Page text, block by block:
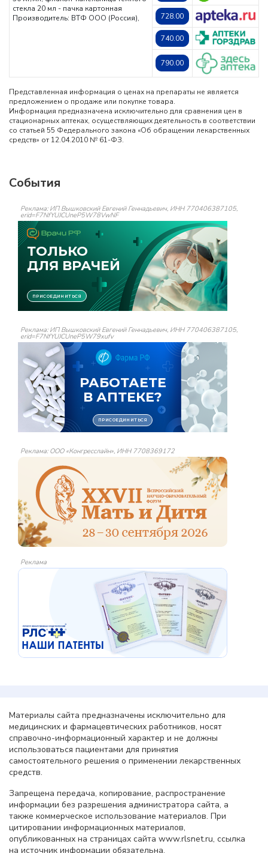
стекла 20 мл - пачка картонная
Производитель: ВТФ ООО (Россия),
728.00
740.00
790.00
Представленная информация о ценах на препараты не является
предложением о продаже или покупке товара.
Информация предназначена исключительно для сравнения цен в
стационарных аптеках, осуществляющих деятельность в соответствии
со статьей 55 Федерального закона «Об обращении лекарственных
средств» от 12.04.2010 № 61-ФЗ.
События
Реклама: ИП Вышковский Евгений Геннадьевич, ИНН 770406387105,
erid=F7NfYUJCUneP5W78VwNF
Реклама: ИП Вышковский Евгений Геннадьевич, ИНН 770406387105,
erid=F7NfYUJCUneP5W79xufv
Реклама: ООО «Конгресслайн», ИНН 7708369172
Реклама
Материалы сайта предназначены исключительно для
медицинских и фармацевтических работников, носят
справочно-информационный характер и не должны
использоваться пациентами для принятия
самостоятельного решения о применении лекарственных
средств.
Запрещена передача, копирование, распространение
информации без разрешения администратора сайта, а
также коммерческое использование материалов. При
цитировании информационных материалов,
опубликованных на страницах сайта www.rlsnet.ru, ссылка
на источник информации обязательна.